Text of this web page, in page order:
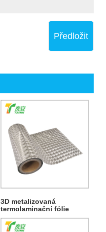
Předložit
3D metalizovaná
termolaminační fólie